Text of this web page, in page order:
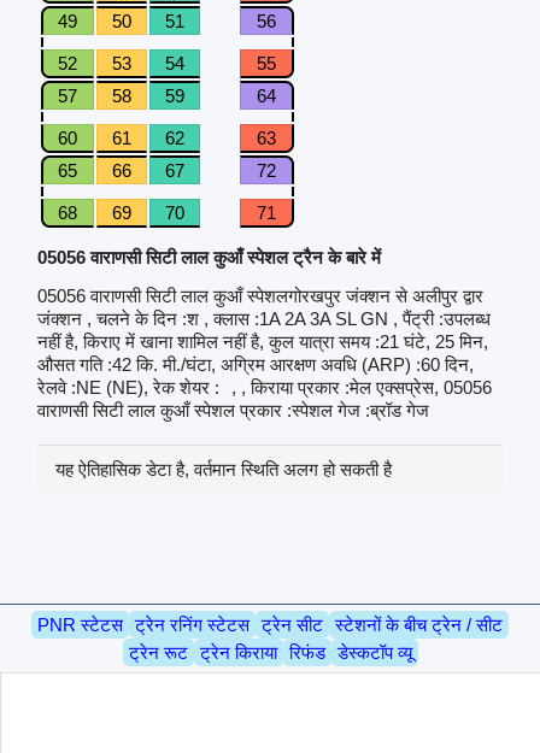
49
50 51 56
52 53 54
55
57
58 59 64
60 61 62
63
65
66 67 72
68 69 70 71
05056 वाराणसी सिटी लाल कुआँ स्पेशल ट्रैन के बारे में
05056 वाराणसी सिटी लाल कुआँ स्पेशलगोरखपुर जंक्शन से अलीपुर द्वार
जंक्शन , चलने के दिन :श , क्लास :1A 2A 3A SL GN , पैंट्री :उपलब्ध
नहीं है, किराए में खाना शामिल नहीं है, कुल यात्रा समय :21 घंटे, 25 मिन,
औसत गति :42 कि. मी./घंटा, अग्रिम आरक्षण अवधि (ARP) :60 दिन,
रेलवे :NE (NE), रेक शेयर :
, , किराया प्रकार :मेल एक्सप्रेस, 05056
वाराणसी सिटी लाल कुआँ स्पेशल प्रकार :स्पेशल गेज :ब्रॉड गेज
यह ऐतिहासिक डेटा है, वर्तमान स्थिति अलग हो सकती है
PNR स्टेटस ट्रेन रनिंग स्टेटस ट्रेन सीट स्टेशनों के बीच ट्रेन / सीट
ट्रेन रूट ट्रेन किराया रिफंड डेस्कटॉप व्यू